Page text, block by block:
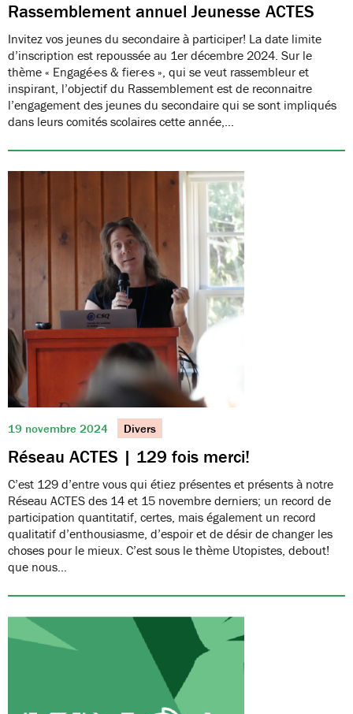
Rassemblement annuel Jeunesse ACTES
Invitez vos jeunes du secondaire à participer! La date limite
d’inscription est repoussée au 1er décembre 2024. Sur le
thème « Engagé·e·s & fier·e·s », qui se veut rassembleur et
inspirant, l’objectif du Rassemblement est de reconnaitre
l’engagement des jeunes du secondaire qui se sont impliqués
dans leurs comités scolaires cette année,…
19 novembre 2024 Divers
Réseau ACTES | 129 fois merci!
C’est 129 d’entre vous qui étiez présentes et présents à notre
Réseau ACTES des 14 et 15 novembre derniers; un record de
participation quantitatif, certes, mais également un record
qualitatif d’enthousiasme, d’espoir et de désir de changer les
choses pour le mieux. C’est sous le thème Utopistes, debout!
que nous…